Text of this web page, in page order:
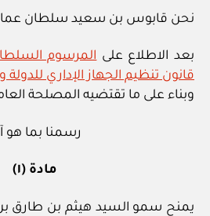
نحن قابوس بن سعيد سلطان
بعد الاطلاع على
قانون تنظيم الجهاز الإداري للدولة
وبناء على ما تقتضيه المصلحة
رسمنا بما هو
مادة (١)
يمنح سمو السيد هيثم بن طارق